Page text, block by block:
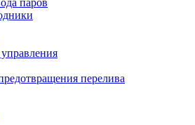
паров
перелива